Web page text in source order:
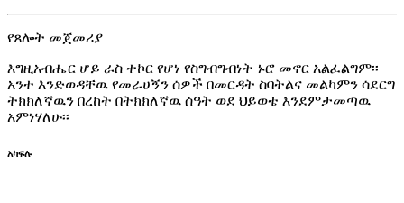
የጸሎት መጀመሪያ
እግዚአብሔር ሆይ ራስ ተኮር የሆነ የስግብግብነት ኑሮ መኖር አልፈልግም፡፡
አንተ እንድወዳቸዉ የመራሀኝን ሰዎች በመርዳት ስባትልና መልካምን ሳደርግ
ትክክለኛዉን በረከት በትክክለኛዉ ሰዓት ወደ ህይወቴ እንደምታመጣዉ
አምነሃለሁ፡፡
አካፍሉ